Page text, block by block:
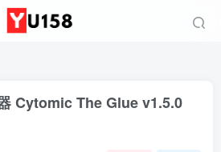
Cytomic The Glue v1.5.0